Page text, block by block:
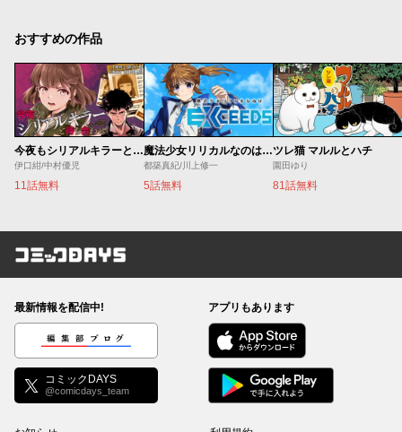
おすすめの作品
今夜もシリアルキラーと待ち合わせ
伊口紺/中村優児
11話無料
魔法少女リリカルなのは EXCEEDS
都築真紀/川上修一
5話無料
ツレ猫 マルルとハチ
園田ゆり
81話無料
コミックDAYS
最新情報を配信中!
編集部ブログ
コミックDAYS
@comicdays_team
アプリもあります